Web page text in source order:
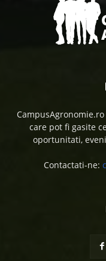
care pot fi gasite
oportunitati,
Contactati-ne: